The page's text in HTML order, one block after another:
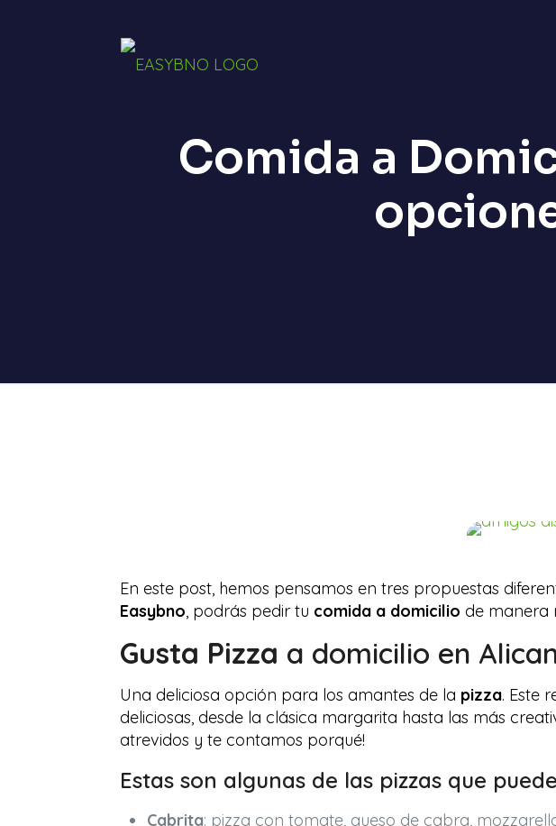
Comida a
En este post, hemos pensamos en tres propuestas
Easybno, podrás pedir tu comida a domicilio de manera
Gusta Pizza a domicilio en
Una deliciosa opción para los amantes de la pizza. Este
deliciosas, desde la clásica margarita hasta las más
atrevidos y te contamos porqué!
Estas son algunas de las pizzas que
Cabrita: pizza con tomate, queso de cabra,